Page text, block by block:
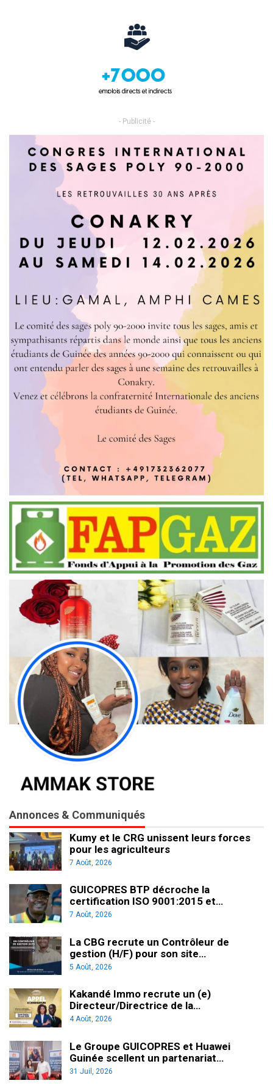
- Publicité -
Annonces & Communiqués
Kumy et le CRG unissent leurs forces
pour les agriculteurs
7 Août, 2026
GUICOPRES BTP décroche la
certification ISO 9001:2015 et…
7 Août, 2026
La CBG recrute un Contrôleur de
gestion (H/F) pour son site…
5 Août, 2026
Kakandé Immo recrute un (e)
Directeur/Directrice de la…
4 Août, 2026
Le Groupe GUICOPRES et Huawei
Guinée scellent un partenariat…
31 Juil, 2026